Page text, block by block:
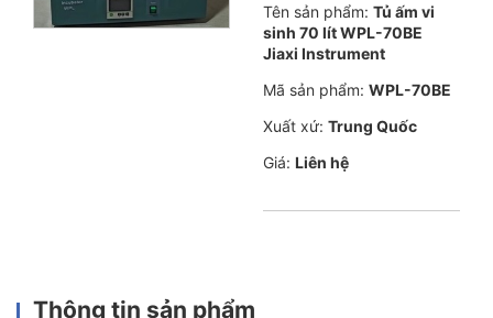
Tên sản phẩm: Tủ ấm vi
sinh 70 lít WPL-70BE
Jiaxi Instrument
Mã sản phẩm: WPL-70BE
Xuất xứ: Trung Quốc
Giá: Liên hệ
Thông tin sản phẩm